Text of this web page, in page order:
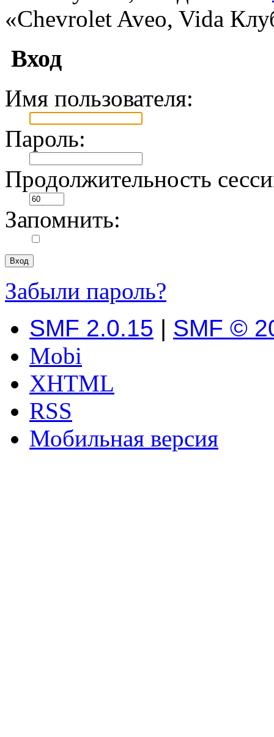
«Chevrolet Aveo, Vida
Вход
Имя пользователя:
Пароль:
Продолжительность
Запомнить:
Забыли пароль?
SMF 2.0.15 | SMF ©
Mobi
XHTML
RSS
Мобильная версия